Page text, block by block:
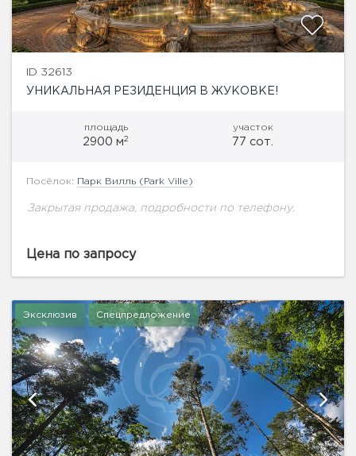
ID 32613
УНИКАЛЬНАЯ РЕЗИДЕНЦИЯ В ЖУКОВКЕ!
площадь
2900 м2
участок
77 сот.
Посёлок: Парк Вилль (Park Ville)
Закрытая продажа, подробности по телефону.
Цена по запросу
Эксклюзив Спецпредложение